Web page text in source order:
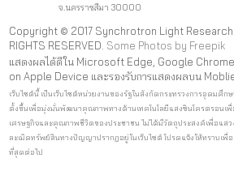
จ.นครราชสีมา 30000
Copyright © 2017 Synchrotron Light
RIGHTS RESERVED. Some Photos by Freepik
แสดงผลได้ดีใน Microsoft Edge, Google
on Apple Device และรองรับการแสดงผลบน
เว็บไซต์นี้ เป็นเว็บไซต์หน่วยงานของรัฐในสังกัดกระทรวงการอุดมศึ
ตั้งขึ้นเพื่อมุ่งมั่นพัฒนาคุณภาพทางด้านเทคโนโลยีแสงซินโครตรอนเ
เศรษฐกิจและคุณภาพชีวิตของประชาชน ไม่ได้มีวัตถุประสงค์เพื่อแส
ละเมิดทรัพย์สินทางปัญญาปรากฏอยู่ในเว็บไซต์ โปรดแจ้งให้ทราบเพื่
ที่สุดต่อไป